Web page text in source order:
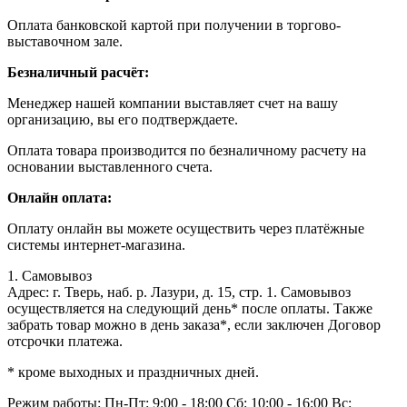
Оплата банковской картой при получении в торгово-
выставочном зале.
Безналичный расчёт:
Менеджер нашей компании выставляет счет на вашу
организацию, вы его подтверждаете.
Оплата товара производится по безналичному расчету на
основании выставленного счета.
Онлайн оплата:
Оплату онлайн вы можете осуществить через платёжные
системы интернет-магазина.
1. Самовывоз
Адрес: г. Тверь, наб. р. Лазури, д. 15, стр. 1. Самовывоз
осуществляется на следующий день* после оплаты. Также
забрать товар можно в день заказа*, если заключен Договор
отсрочки платежа.
* кроме выходных и праздничных дней.
Режим работы: Пн-Пт: 9:00 - 18:00 Сб: 10:00 - 16:00 Вс: